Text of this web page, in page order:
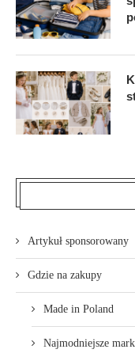
Artykuł sponsorowany
Gdzie na zakupy
Made in Poland
Najmodniejsze